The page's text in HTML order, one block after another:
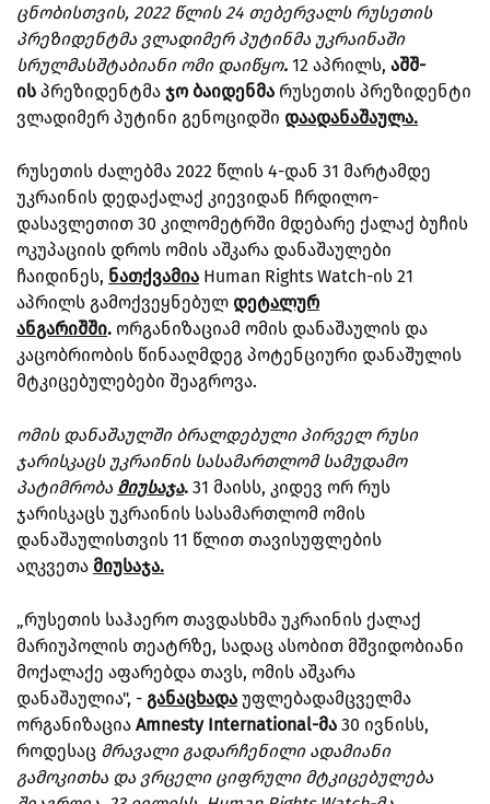
ცნობისთვის, 2022 წლის 24 თებერვალს რუსეთის
პრეზიდენტმა ვლადიმერ პუტინმა უკრაინაში
სრულმასშტაბიანი ომი დაიწყო. 12 აპრილს, აშშ-
ის პრეზიდენტმა ჯო ბაიდენმა რუსეთის პრეზიდენტი
ვლადიმერ პუტინი გენოციდში დაადანაშაულა.
რუსეთის ძალებმა 2022 წლის 4-დან 31 მარტამდე
უკრაინის დედაქალაქ კიევიდან ჩრდილო-
დასავლეთით 30 კილომეტრში მდებარე ქალაქ ბუჩის
ოკუპაციის დროს ომის აშკარა დანაშაულები
ჩაიდინეს, ნათქვამია Human Rights Watch-ის 21
აპრილს გამოქვეყნებულ დეტალურ
ანგარიშში. ორგანიზაციამ ომის დანაშაულის და
კაცობრიობის წინააღმდეგ პოტენციური დანაშულის
მტკიცებულებები შეაგროვა.
ომის დანაშაულში ბრალდებული პირველ რუსი
ჯარისკაცს უკრაინის სასამართლომ სამუდამო
პატიმრობა მიუსაჯა. 31 მაისს, კიდევ ორ რუს
ჯარისკაცს უკრაინის სასამართლომ ომის
დანაშაულისთვის 11 წლით თავისუფლების
აღკვეთა მიუსაჯა.
„რუსეთის საჰაერო თავდასხმა უკრაინის ქალაქ
მარიუპოლის თეატრზე, სადაც ასობით მშვიდობიანი
მოქალაქე აფარებდა თავს, ომის აშკარა
დანაშაულია", - განაცხადა უფლებადამცველმა
ორგანიზაცია Amnesty International-მა 30 ივნისს,
როდესაც მრავალი გადარჩენილი ადამიანი
გამოკითხა და ვრცელი ციფრული მტკიცებულება